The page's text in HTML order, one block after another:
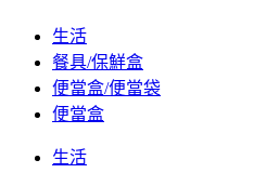
生活
餐具/保鮮盒
便當盒/便當袋
便當盒
生活